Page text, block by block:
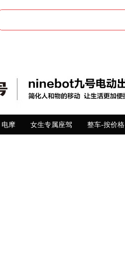
电摩 女生专属座驾 整车-按价格